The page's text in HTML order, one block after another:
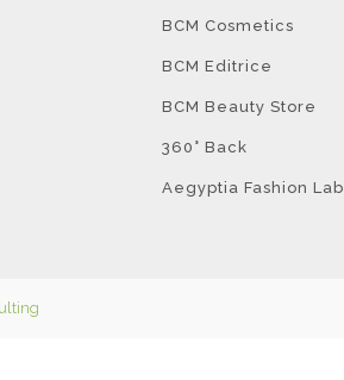
BCM Cosmetics
BCM Editrice
BCM Beauty Store
360° Back
Aegyptia Fashion Lab